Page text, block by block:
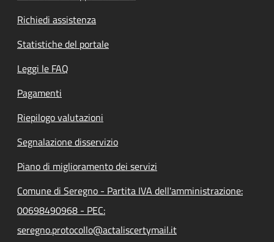
Richiedi assistenza
Statistiche del portale
Leggi le FAQ
Pagamenti
Riepilogo valutazioni
Segnalazione disservizio
Piano di miglioramento dei servizi
Comune di Seregno - Partita IVA dell'amministrazione:
00698490968 - PEC:
seregno.protocollo@actaliscertymail.it